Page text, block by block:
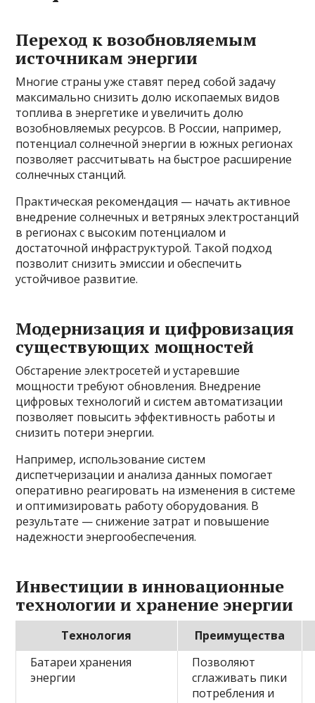
Переход к возобновляемым
источникам энергии
Многие страны уже ставят перед собой задачу
максимально снизить долю ископаемых видов
топлива в энергетике и увеличить долю
возобновляемых ресурсов. В России, например,
потенциал солнечной энергии в южных регионах
позволяет рассчитывать на быстрое расширение
солнечных станций.
Практическая рекомендация — начать активное
внедрение солнечных и ветряных электростанций
в регионах с высоким потенциалом и
достаточной инфраструктурой. Такой подход
позволит снизить эмиссии и обеспечить
устойчивое развитие.
Модернизация и цифровизация
существующих мощностей
Обстарение электросетей и устаревшие
мощности требуют обновления. Внедрение
цифровых технологий и систем автоматизации
позволяет повысить эффективность работы и
снизить потери энергии.
Например, использование систем
диспетчеризации и анализа данных помогает
оперативно реагировать на изменения в системе
и оптимизировать работу оборудования. В
результате — снижение затрат и повышение
надежности энергообеспечения.
Инвестиции в инновационные
технологии и хранение энергии
Технология
Преимущества
Батареи хранения
энергии
Позволяют
сглаживать пики
потребления и